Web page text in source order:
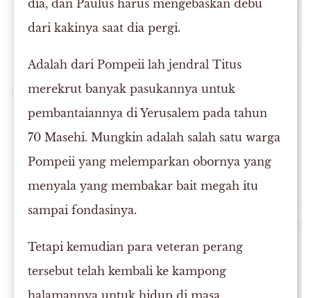
dia, dan Paulus harus mengebaskan debu
dari kakinya saat dia pergi.
Adalah dari Pompeii lah jendral Titus
merekrut banyak pasukannya untuk
pembantaiannya di Yerusalem pada tahun
70 Masehi. Mungkin adalah salah satu warga
Pompeii yang melemparkan obornya yang
menyala yang membakar bait megah itu
sampai fondasinya.
Tetapi kemudian para veteran perang
tersebut telah kembali ke kampong